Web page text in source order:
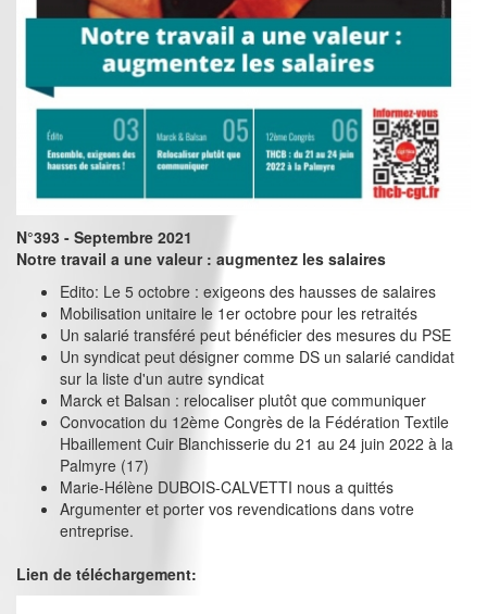
N°393 - Septembre 2021
Notre travail a une valeur : augmentez les salaires
Edito: Le 5 octobre : exigeons des hausses de salaires
Mobilisation unitaire le 1er octobre pour les retraités
Un salarié transféré peut bénéficier des mesures du PSE
Un syndicat peut désigner comme DS un salarié candidat
sur la liste d'un autre syndicat
Marck et Balsan : relocaliser plutôt que communiquer
Convocation du 12ème Congrès de la Fédération Textile
Hbaillement Cuir Blanchisserie du 21 au 24 juin 2022 à la
Palmyre (17)
Marie-Hélène DUBOIS-CALVETTI nous a quittés
Argumenter et porter vos revendications dans votre
entreprise.
Lien de téléchargement: